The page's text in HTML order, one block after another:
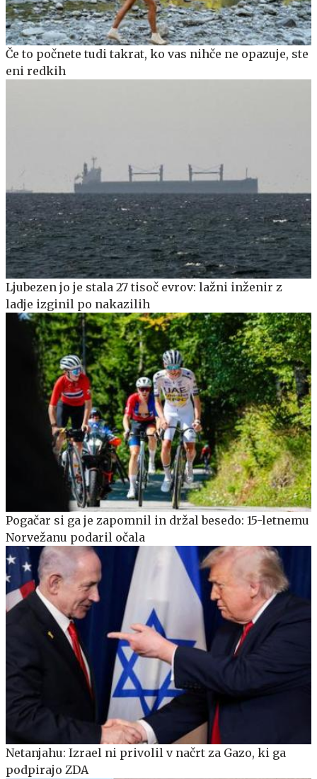
Če to počnete tudi takrat, ko vas nihče ne opazuje, ste
eni redkih
Ljubezen jo je stala 27 tisoč evrov: lažni inženir z
ladje izginil po nakazilih
Pogačar si ga je zapomnil in držal besedo: 15-letnemu
Norvežanu podaril očala
Netanjahu: Izrael ni privolil v načrt za Gazo, ki ga
podpirajo ZDA